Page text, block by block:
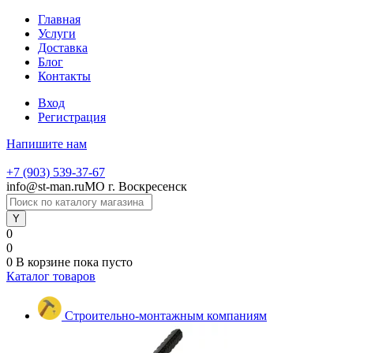
Главная
Услуги
Доставка
Блог
Контакты
Вход
Регистрация
Напишите нам
+7 (903) 539-37-67
info@st-man.ruМО г. Воскресенск
0
0
0 В корзине пока пусто
Каталог товаров
Строительно-монтажным компаниям